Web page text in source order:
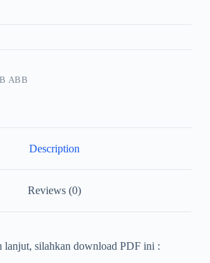
ABB
Description
Reviews (0)
lanjut, silahkan download PDF ini :